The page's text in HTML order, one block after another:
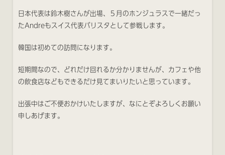
日本代表は鈴木樹さんが出場、５月のホンジュラスで一緒だっ
たAndreもスイス代表バリスタとして参戦します。
韓国は初めての訪問になります。
短期間なので、どれだけ回れるか分かりませんが、カフェや他
の飲食店などもできるだけ見てまいりたいと思っています。
出張中はご不便おかけいたしますが、なにとぞよろしくお願い
申しあげます。